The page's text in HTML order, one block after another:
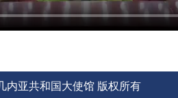
内亚共和国大使馆 版权所有